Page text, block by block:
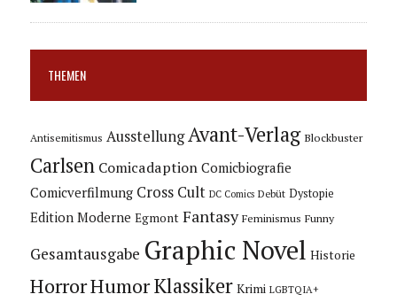
THEMEN
Antisemitismus Ausstellung Avant-Verlag Blockbuster
Carlsen Comicadaption Comicbiografie
Comicverfilmung Cross Cult DC Comics Debüt Dystopie
Edition Moderne Egmont Fantasy Feminismus Funny
Gesamtausgabe Graphic Novel Historie
HorrorHumorKlassiker Krimi LGBTQIA+